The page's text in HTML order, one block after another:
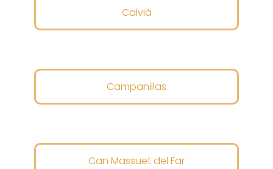
Calvià
Campanillas
Can Massuet del Far